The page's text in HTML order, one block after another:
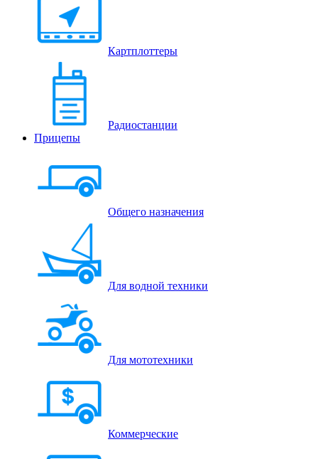
Картплоттеры
Радиостанции
Прицепы
Общего назначения
Для водной техники
Для мототехники
Коммерческие